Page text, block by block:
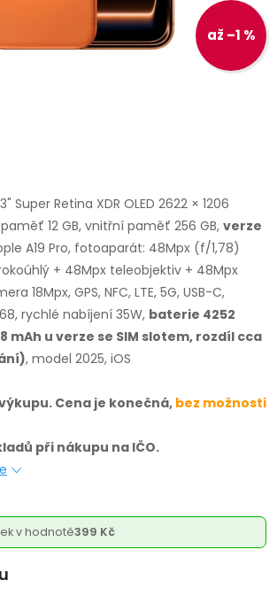
až –1 %
Super Retina XDR OLED 2622 × 1206
12 GB, vnitřní paměť 256 GB, verze
A19 Pro, fotoaparát: 48Mpx (f/1,78)
+ 48Mpx teleobjektiv + 48Mpx
18Mpx, GPS, NFC, LTE, 5G, USB-C,
rychlé nabíjení 35W, baterie 4252
mAh u verze se SIM slotem, rozdíl cca
, model 2025, iOS
Cena je konečná, bez možnosti
při nákupu na IČO.
v hodnotě399 Kč